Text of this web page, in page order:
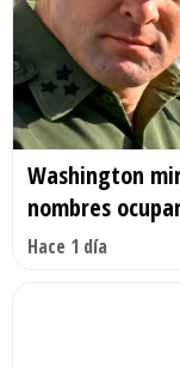
Washington
nombres
Hace 1 día